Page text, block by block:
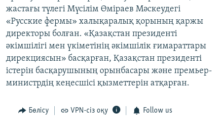
жастағы түлегі Мүсілім Өміраев Мәскеудегі
«Русские фермы» халықаралық қорының қаржы
директоры болған. «Қазақстан президенті
әкімшілігі мен үкіметінің әкімшілік ғимараттары
дирекциясын» басқарған, Қазақстан президенті
істерін басқарушының орынбасары және премьер-
министрдің кеңесшісі қызметтерін атқарған.
Бөлісу VPN-сіз оқу Follow us